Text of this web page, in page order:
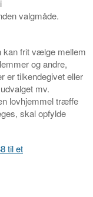
valgmåde.
kan frit vælge mellem
og andre,
er tilkendegivet eller
mv.
lovhjemmel træffe
skal opfylde
til et